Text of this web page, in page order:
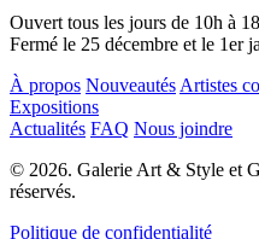
Ouvert tous les jours de 10h à
Fermé le 25 décembre et le 1er
À propos Nouveautés Artistes
Expositions
Actualités FAQ Nous joindre
© 2026. Galerie Art & Style et
réservés.
Politique de confidentialité